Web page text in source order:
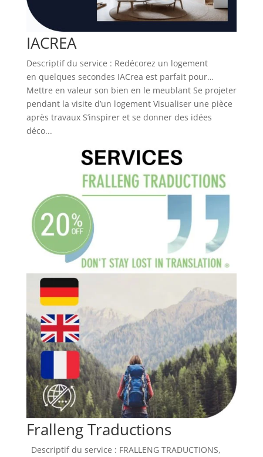
IACREA
Descriptif du service : Redécorez un logement
en quelques secondes IACrea est parfait pour…
Mettre en valeur son bien en le meublant Se projeter
pendant la visite d’un logement Visualiser une pièce
après travaux S’inspirer et se donner des idées
déco...
Fralleng Traductions
Descriptif du service : FRALLENG TRADUCTIONS,